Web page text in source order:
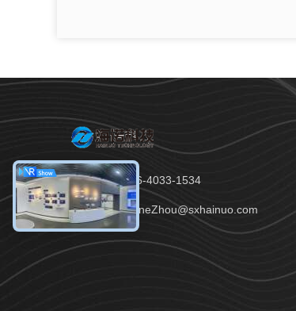
tel：86-136-4033-1534
E-mail：JaneZhou@sxhainuo.com